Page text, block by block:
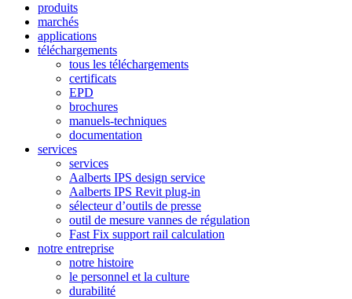
produits
marchés
applications
téléchargements
tous les téléchargements
certificats
EPD
brochures
manuels-techniques
documentation
services
services
Aalberts IPS design service
Aalberts IPS Revit plug-in
sélecteur d’outils de presse
outil de mesure vannes de régulation
Fast Fix support rail calculation
notre entreprise
notre histoire
le personnel et la culture
durabilité